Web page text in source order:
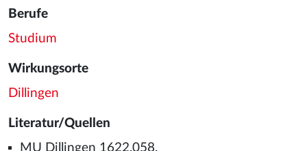
Berufe
Studium
Wirkungsorte
Dillingen
Literatur/Quellen
MU Dillingen 1622,058.